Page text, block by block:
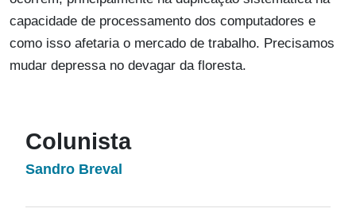
capacidade de processamento dos computadores e
como isso afetaria o mercado de trabalho. Precisamos
mudar depressa no devagar da floresta.
Colunista
Sandro Breval